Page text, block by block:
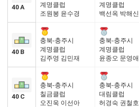
40 A
계명클럽
조원봉 윤수경
계명클럽
백선옥 박해신
40 B
충북-충주시
계명클럽
김주영 김민재
충북-충주시
계명클럽
윤종오 문영애
40 C
충북-충주시
칠금클럽
오진욱 이선아
충북-충주시
대림클럽
허경숙 권철호